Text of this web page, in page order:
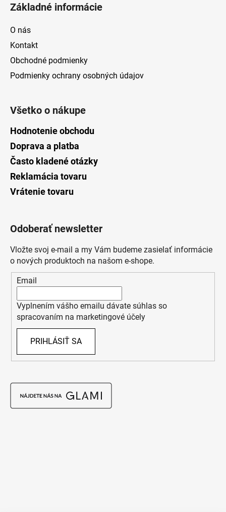
Základné informácie
O nás
Kontakt
Obchodné podmienky
Podmienky ochrany osobných údajov
Všetko o nákupe
Hodnotenie obchodu
Doprava a platba
Často kladené otázky
Reklamácia tovaru
Vrátenie tovaru
Odoberať newsletter
Vložte svoj e-mail a my Vám budeme zasielať informácie
o nových produktoch na našom e-shope.
Email
Vyplnením vášho emailu dávate súhlas so
spracovaním na marketingové účely
PRIHLÁSIŤ SA